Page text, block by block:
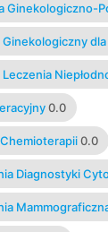
Ginekologiczno-
0.0
Chemioterapii 0.0
Diagnostyki